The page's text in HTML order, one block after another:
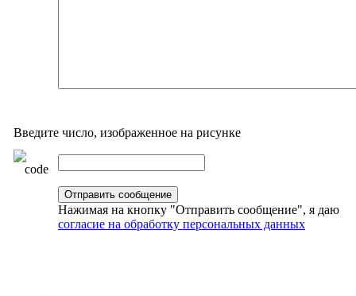
Введите число, изображенное на рисунке
Нажимая на кнопку "Отправить сообщение", я даю
согласие на обработку персональных данных